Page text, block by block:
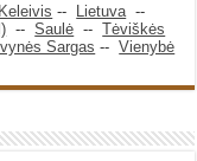
Keleivis -- Lietuva --
--Saulė --Tėviškės
Sargas --Vienybė